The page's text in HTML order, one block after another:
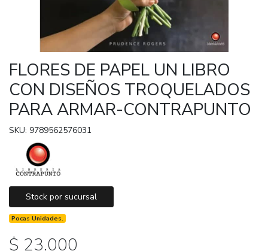
FLORES DE PAPEL UN LIBRO
CON DISEÑOS TROQUELADOS
PARA ARMAR-CONTRAPUNTO
SKU: 9789562576031
Stock por sucursal
Pocas Unidades.
$ 23.000